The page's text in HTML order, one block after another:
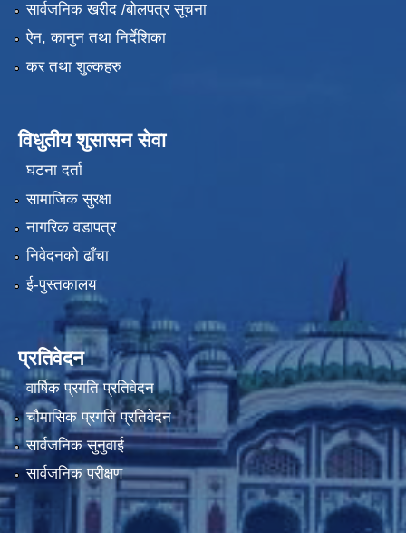
सार्वजनिक खरीद /बोलपत्र सूचना
ऐन, कानुन तथा निर्देशिका
कर तथा शुल्कहरु
विधुतीय शुसासन सेवा
घटना दर्ता
सामाजिक सुरक्षा
नागरिक वडापत्र
निवेदनको ढाँचा
ई-पुस्तकालय
प्रतिवेदन
वार्षिक प्रगति प्रतिवेदन
चौमासिक प्रगति प्रतिवेदन
सार्वजनिक सुनुवाई
सार्वजनिक परीक्षण